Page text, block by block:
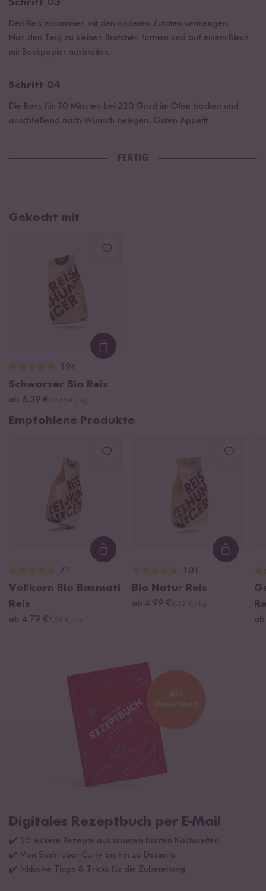
Schritt 03
Den Reis zusammen mit den anderen Zutaten vermengen.
Nun den Teig zu kleinen Brötchen formen und auf einem Blech
mit Backpapier ausbreiten.
Schritt 04
Die Buns für 30 Minuten bei 220 Grad im Ofen backen und
anschließend nach Wunsch belegen. Guten Appetit
FERTIG
Gekocht mit
Loading...
194
Schwarzer Bio Reis
ab 6,39 €
Empfohlene Produkte
Loading...
71
Vollkorn Bio Basmati
Reis
ab 4,79 €
101
Bio Natur Reis
ab 4,99 €
Digitales Rezeptbuch per E-Mail
✔️ 25 leckere Rezepte aus unseren bunten Kochwelten
✔️ Von Sushi über Curry bis hin zu Desserts
✔️ Inklusive Tipps & Tricks für die Zubereitung